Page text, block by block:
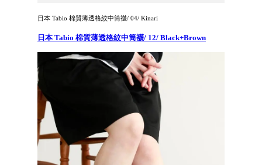
日本 Tabio 棉質薄透格紋中筒襪/ 04/ Kinari
日本 Tabio 棉質薄透格紋中筒襪/ 12/ Black+Brown